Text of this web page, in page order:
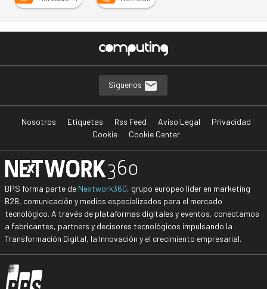
Síguenos
Nosotros Etiquetas Rss Feed Aviso Legal
Privacidad
Cookie
Cookie Center
BPS forma parte de Nextwork360, grupo europeo líder en marketing
B2B, comunicación y medios especializados para el mercado
tecnológico. A través de plataformas digitales y eventos, conectamos
a fabricantes, partners y decisores tecnológicos impulsando la
Transformación Digital, la Innovación y el crecimiento empresarial.